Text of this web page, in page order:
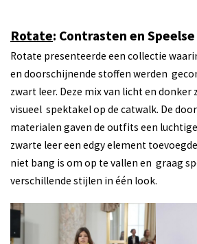
Rotate: Contrasten en
Rotate presenteerde een collectie
en doorschijnende stoffen werden
zwart leer. Deze mix van licht en donker
visueel spektakel op de catwalk. De
materialen gaven de outfits een
zwarte leer een edgy element
niet bang is om op te vallen en graag
verschillende stijlen in één look.